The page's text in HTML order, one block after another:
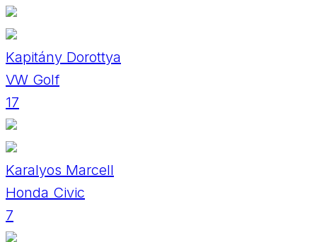
Kapitány Dorottya
VW Golf
17
Karalyos Marcell
Honda Civic
7